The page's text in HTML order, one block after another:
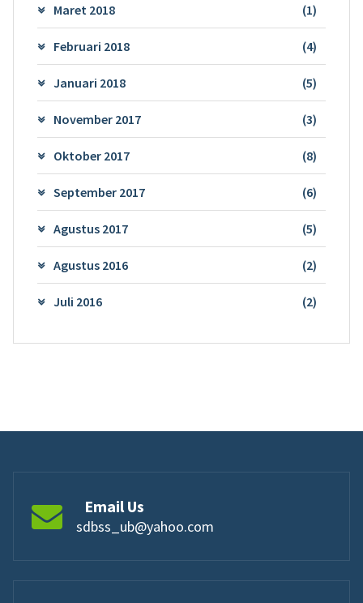
Maret 2018 (1)
Februari 2018 (4)
Januari 2018 (5)
November 2017 (3)
Oktober 2017 (8)
September 2017 (6)
Agustus 2017 (5)
Agustus 2016 (2)
Juli 2016 (2)
Email Us
sdbss_ub@yahoo.com